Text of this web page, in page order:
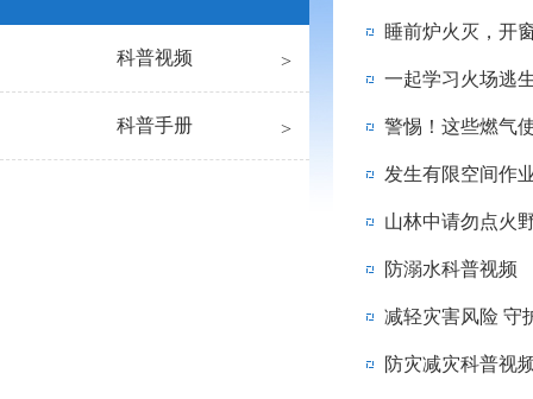
科普视频
科普手册
睡前炉火灭，开
一起学习火场逃
警惕！这些燃气
发生有限空间作
山林中请勿点火
防溺水科普视频
减轻灾害风险 守
防灾减灾科普